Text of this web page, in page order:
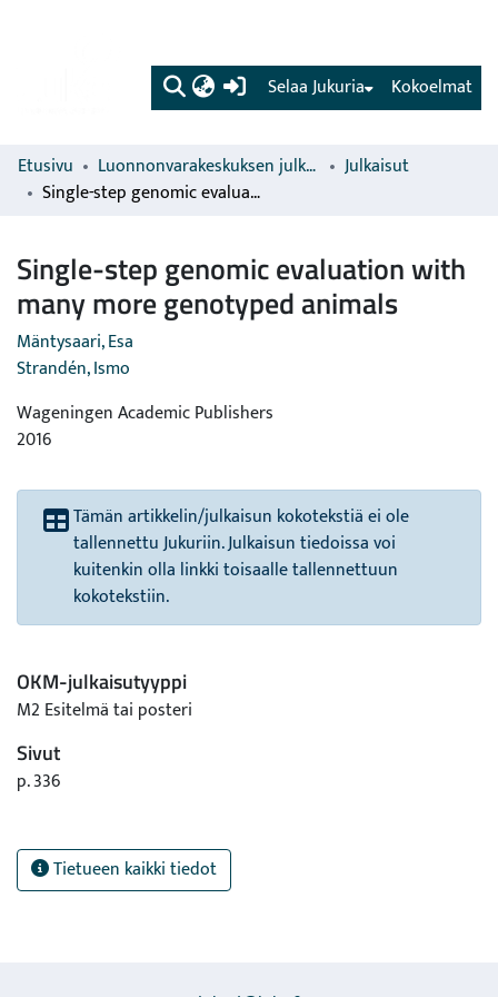
(current) Kokoelmat
Selaa Jukuria
Etusivu Luonnonvarakeskuksen julkaisut
Julkaisut
Single-step genomic evaluation with many more genotyped animals
Single-step genomic evaluation with
many more genotyped animals
Mäntysaari, Esa
Strandén, Ismo
Wageningen Academic Publishers
2016
Tämän artikkelin/julkaisun kokotekstiä ei ole
tallennettu Jukuriin. Julkaisun tiedoissa voi
kuitenkin olla linkki toisaalle tallennettuun
kokotekstiin.
OKM-julkaisutyyppi
M2 Esitelmä tai posteri
Sivut
p. 336
Tietueen kaikki tiedot